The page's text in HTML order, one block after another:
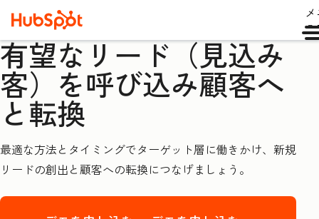
有望なリード（見込み
客）を呼び込み顧客へ
と転換
最適な方法とタイミングでターゲット層に働きかけ、新規
リードの創出と顧客への転換につなげましょう。